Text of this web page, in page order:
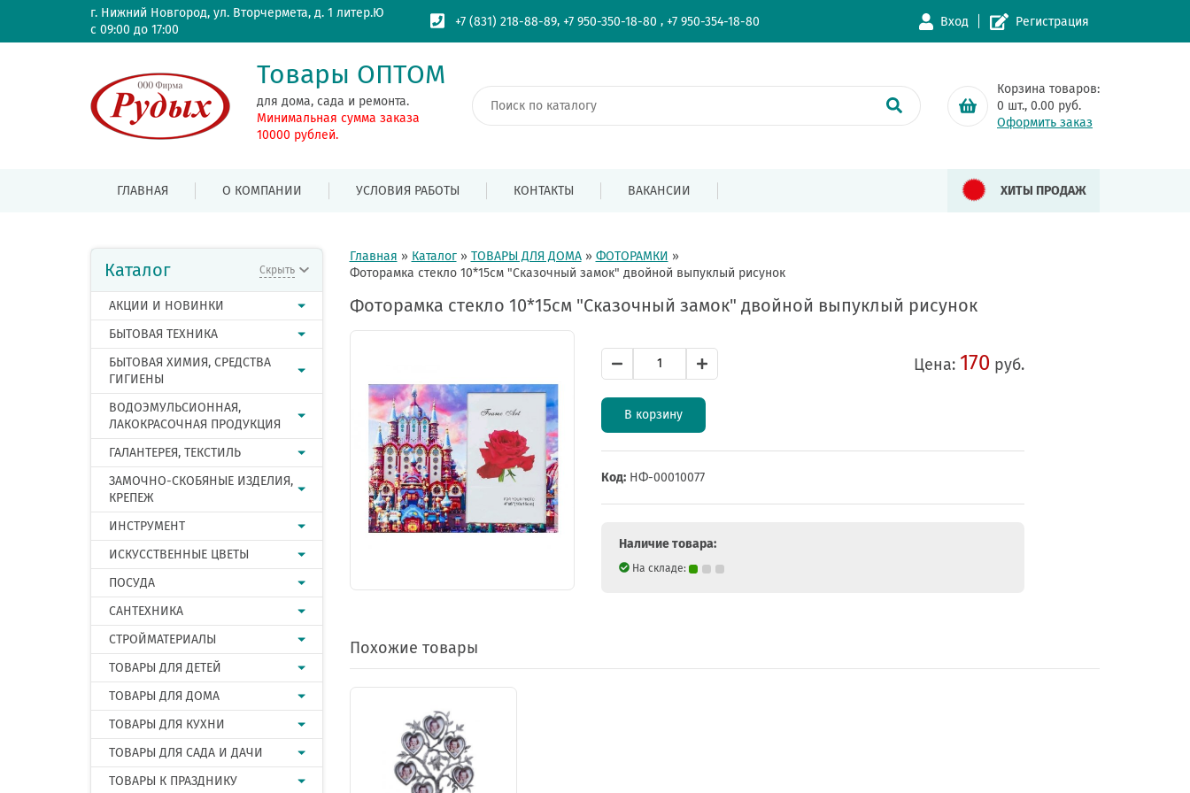
г. Нижний Новгород, ул. Вторчермета, д. 1 литер.Ю
с 09:00 до 17:00
+7 (831) 218-88-89,+7 950-350-18-80 ,+7 950-354-18-80 Вход Регистрация
Товары ОПТОМ
для дома, сада и ремонта.
Минимальная сумма заказа
10000 рублей.
Корзина товаров:
0 шт., 0.00 руб.
Оформить заказ
ГЛАВНАЯ О КОМПАНИИ УСЛОВИЯ РАБОТЫ КОНТАКТЫ ВАКАНСИИ ХИТЫ ПРОДАЖ
Каталог Скрыть
АКЦИИ И НОВИНКИ
БЫТОВАЯ ТЕХНИКА
БЫТОВАЯ ХИМИЯ, СРЕДСТВА
ГИГИЕНЫ
ВОДОЭМУЛЬСИОННАЯ,
ЛАКОКРАСОЧНАЯ ПРОДУКЦИЯ
ГАЛАНТЕРЕЯ, ТЕКСТИЛЬ
ЗАМОЧНО-СКОБЯНЫЕ ИЗДЕЛИЯ,
КРЕПЕЖ
ИНСТРУМЕНТ
ИСКУССТВЕННЫЕ ЦВЕТЫ
ПОСУДА
САНТЕХНИКА
СТРОЙМАТЕРИАЛЫ
ТОВАРЫ ДЛЯ ДЕТЕЙ
ТОВАРЫ ДЛЯ ДОМА
ТОВАРЫ ДЛЯ КУХНИ
ТОВАРЫ ДЛЯ САДА И ДАЧИ
ТОВАРЫ К ПРАЗДНИКУ
Главная » Каталог» ТОВАРЫ ДЛЯ ДОМА» ФОТОРАМКИ »
Фоторамка стекло 10*15см "Сказочный замок" двойной выпуклый рисунок
Фоторамка стекло 10*15см "Сказочный замок" двойной выпуклый рисунок
Цена: 170 руб.
В корзину
Код:НФ-00010077
Наличие товара:
На складе:
Похожие товары